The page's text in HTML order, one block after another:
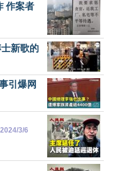
作案者
新歌的
引爆网
2024/3/6